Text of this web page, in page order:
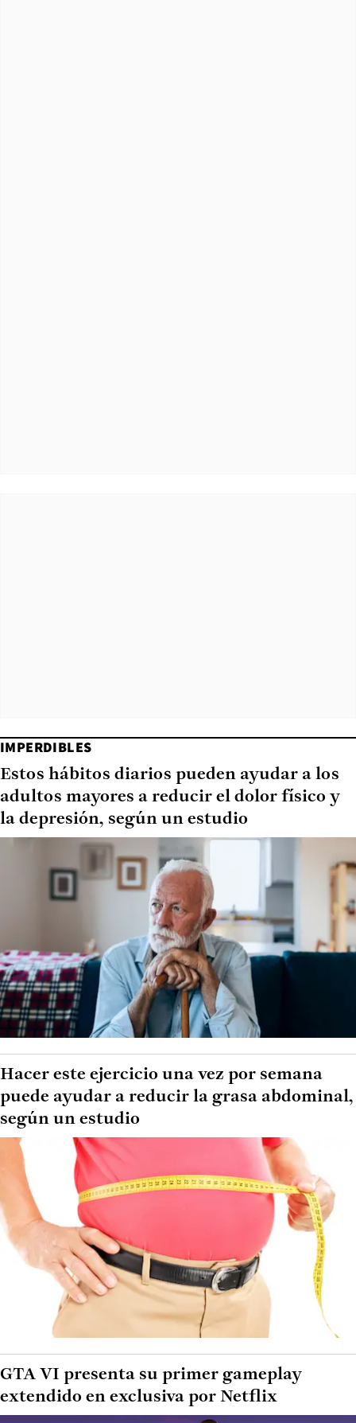
IMPERDIBLES
Estos hábitos diarios pueden ayudar a los
adultos mayores a reducir el dolor físico y
la depresión, según un estudio
Hacer este ejercicio una vez por semana
puede ayudar a reducir la grasa abdominal,
según un estudio
GTA VI presenta su primer gameplay
extendido en exclusiva por Netflix